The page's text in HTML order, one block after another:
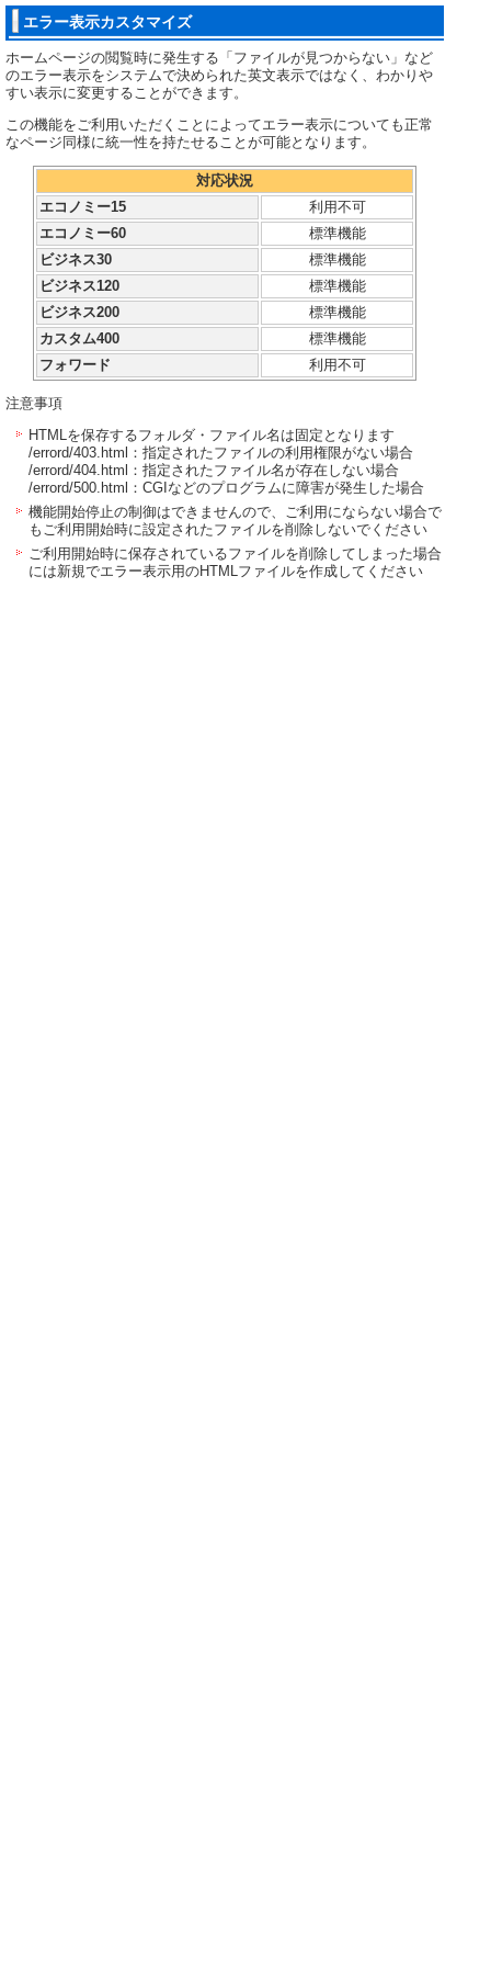
エラー表示カスタマイズ
ホームページの閲覧時に発生する「ファイルが見つからない」など
のエラー表示をシステムで決められた英文表示ではなく、わかりや
すい表示に変更することができます。
この機能をご利用いただくことによってエラー表示についても正常
なページ同様に統一性を持たせることが可能となります。
対応状況
エコノミー15
利用不可
エコノミー60
標準機能
ビジネス30
標準機能
ビジネス120
標準機能
ビジネス200
標準機能
カスタム400
標準機能
フォワード
利用不可
注意事項
HTMLを保存するフォルダ・ファイル名は固定となります
/errord/403.html：指定されたファイルの利用権限がない場合
/errord/404.html：指定されたファイル名が存在しない場合
/errord/500.html：CGIなどのプログラムに障害が発生した場合
機能開始停止の制御はできませんので、ご利用にならない場合で
もご利用開始時に設定されたファイルを削除しないでください
ご利用開始時に保存されているファイルを削除してしまった場合
には新規でエラー表示用のHTMLファイルを作成してください